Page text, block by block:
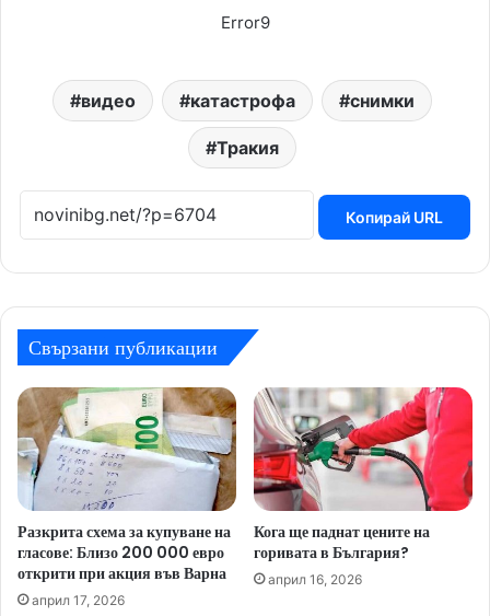
Error9
видео катастрофа снимки
Тракия
Копирай URL
Свързани публикации
Разкрита схема за купуване на
гласове: Близо 200 000 евро
открити при акция във Варна
април 17, 2026
Кога ще паднат цените на
горивата в България?
април 16, 2026